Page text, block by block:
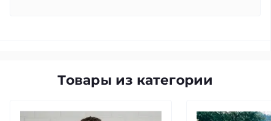
Товары из категории